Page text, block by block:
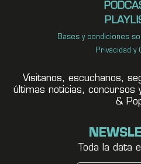
Bases y condiciones
Privacidad y
Visitanos, escuchanos,
últimas noticias, concursos
&
Toda la data